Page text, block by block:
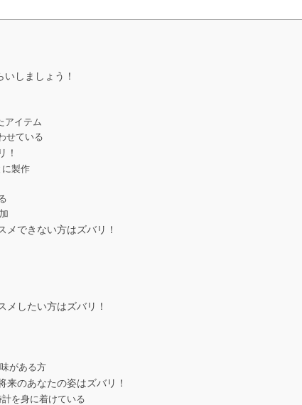
しましょう！
アイテム
せている
！
に製作
メできない方はズバリ！
メしたい方はズバリ！
がある方
来のあなたの姿はズバリ！
を身に着けている